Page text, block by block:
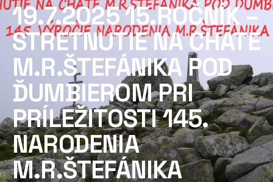
19.7.2025 15.ROČNÍK –
STRETNUTIE NA CHATE
M.R.ŠTEFÁNIKA POD
ĎUMBIEROM PRI
PRÍLEŽITOSTI 145.
NARODENIA
M.R.ŠTEFÁNIKA